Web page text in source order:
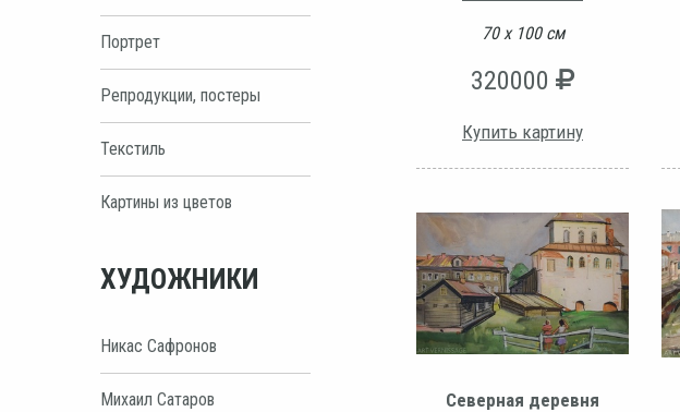
Портрет
Репродукции, постеры
Текстиль
Картины из цветов
ХУДОЖНИКИ
Никас Сафронов
Михаил Сатаров
70 х 100 см
320000
Купить картину
Северная деревня